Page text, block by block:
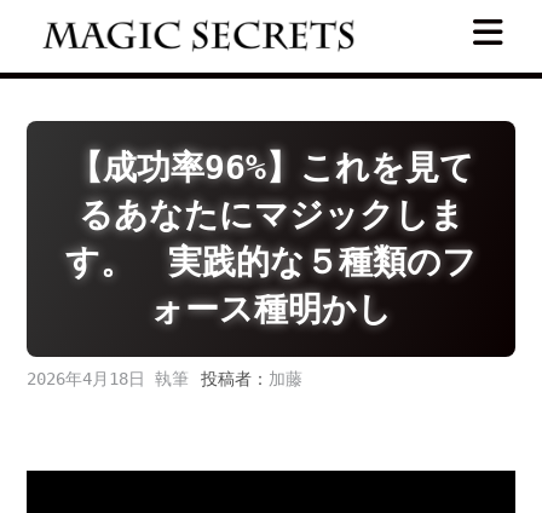
【成功率96%】これを見て
るあなたにマジックしま
す。 実践的な５種類のフ
ォース種明かし
2026年4月18日 投稿者： 加藤